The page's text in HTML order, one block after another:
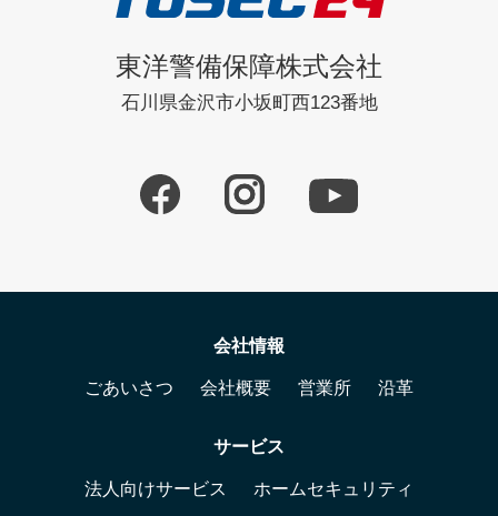
東洋警備保障株式会社
石川県金沢市小坂町西123番地
会社情報
ごあいさつ 会社概要 営業所 沿革
サービス
法人向けサービス ホームセキュリティ